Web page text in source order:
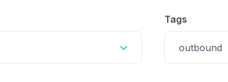
Tags
outbound